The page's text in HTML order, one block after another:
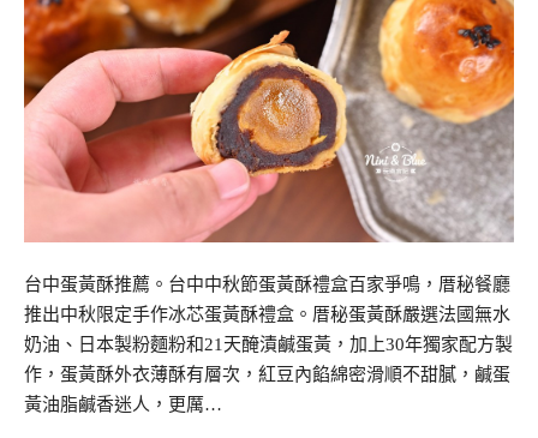
台中蛋黃酥推薦。台中中秋節蛋黃酥禮盒百家爭鳴，厝秘餐廳
推出中秋限定手作冰芯蛋黃酥禮盒。厝秘蛋黃酥嚴選法國無水
奶油、日本製粉麵粉和21天醃漬鹹蛋黃，加上30年獨家配方製
作，蛋黃酥外衣薄酥有層次，紅豆內餡綿密滑順不甜膩，鹹蛋
黃油脂鹹香迷人，更厲…